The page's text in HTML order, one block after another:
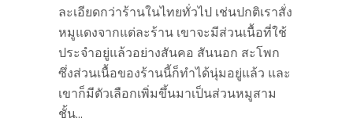
ละเอียดกว่าร้านในไทยทั่วไป เช่นปกติเราสั่ง
หมูแดงจากแต่ละร้าน เขาจะมีส่วนเนื้อที่ใช้
ประจำอยู่แล้วอย่างสันคอ สันนอก สะโพก
ซึ่งส่วนเนื้อของร้านนี้ก็ทำได้นุ่มอยู่แล้ว และ
เขาก็มีตัวเลือกเพิ่มขึ้นมาเป็นส่วนหมูสาม
ชั้น